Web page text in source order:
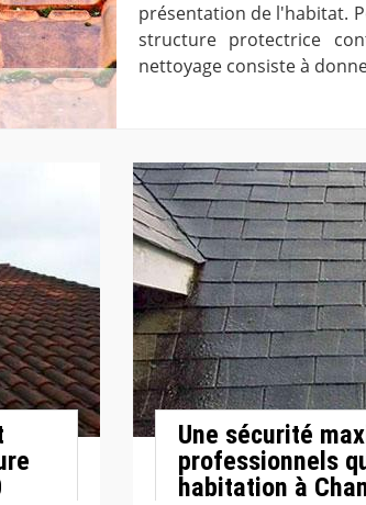
présentation de l'habitat.
structure protectrice
nettoyage consiste à
Une sécurité
professionnels
habitation à